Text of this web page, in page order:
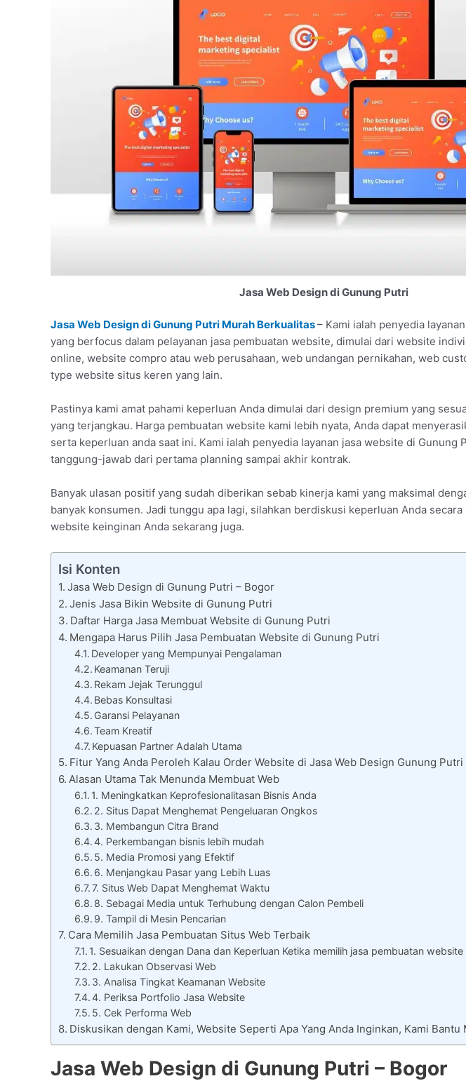
Jasa Web Design di Gunung Putri
Jasa Web Design di Gunung Putri Murah Berkualitas– Kami ialah penyedia
yang berfocus dalam pelayanan jasa pembuatan website, dimulai dari website
online, website compro atau web perusahaan, web undangan pernikahan, web
type website situs keren yang lain.
Pastinya kami amat pahami keperluan Anda dimulai dari design premium yang
yang terjangkau. Harga pembuatan website kami lebih nyata, Anda dapat
serta keperluan anda saat ini. Kami ialah penyedia layanan jasa website di Gunung
tanggung-jawab dari pertama planning sampai akhir kontrak.
Banyak ulasan positif yang sudah diberikan sebab kinerja kami yang maksimal
banyak konsumen. Jadi tunggu apa lagi, silahkan berdiskusi keperluan Anda
website keinginan Anda sekarang juga.
Isi Konten
Jasa Web Design di Gunung Putri – Bogor
Jenis Jasa Bikin Website di Gunung Putri
Daftar Harga Jasa Membuat Website di Gunung Putri
Mengapa Harus Pilih Jasa Pembuatan Website di Gunung Putri
Developer yang Mempunyai Pengalaman
Keamanan Teruji
Rekam Jejak Terunggul
Bebas Konsultasi
Garansi Pelayanan
Team Kreatif
Kepuasan Partner Adalah Utama
Fitur Yang Anda Peroleh Kalau Order Website di Jasa Web Design Gunung Putri
Alasan Utama Tak Menunda Membuat Web
1. Meningkatkan Keprofesionalitasan Bisnis Anda
2. Situs Dapat Menghemat Pengeluaran Ongkos
3. Membangun Citra Brand
4. Perkembangan bisnis lebih mudah
5. Media Promosi yang Efektif
6. Menjangkau Pasar yang Lebih Luas
7. Situs Web Dapat Menghemat Waktu
8. Sebagai Media untuk Terhubung dengan Calon Pembeli
9. Tampil di Mesin Pencarian
Cara Memilih Jasa Pembuatan Situs Web Terbaik
1. Sesuaikan dengan Dana dan Keperluan Ketika memilih jasa pembuatan website
2. Lakukan Observasi Web
3. Analisa Tingkat Keamanan Website
4. Periksa Portfolio Jasa Website
5. Cek Performa Web
Diskusikan dengan Kami, Website Seperti Apa Yang Anda Inginkan, Kami Bantu
Jasa Web Design di Gunung Putri – Bogor